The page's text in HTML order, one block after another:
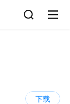
下载